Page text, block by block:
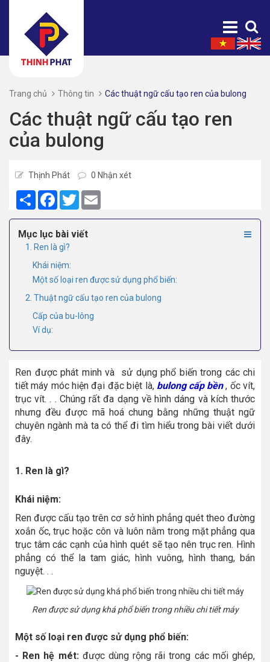
Trang chủ Thông tin Các thuật ngữ cấu tạo ren của bulong
Các thuật ngữ cấu tạo ren
của bulong
Thịnh Phát 0 Nhận xét
Share Facebook
Twitter
Mục lục bài viết
1. Ren là gì?
Khái niệm:
Một số loại ren được sử dụng phổ biến:
2. Thuật ngữ cấu tạo ren của bulong
Cấp của bu-lông
Ví dụ:
Ren được phát minh và sử dụng phổ biến trong các chi
tiết máy móc hiện đại đặc biệt là, bulong cấp bền , ốc vít,
trục vít. . . Chúng rất đa dạng về hình dáng và kích thước
nhưng đều được mã hoá chung bằng những thuật ngữ
chuyên ngành mà ta có thể đi tìm hiểu trong bài viết dưới
đây.
1. Ren là gì?
Khái niệm:
Ren được cấu tạo trên cơ sở hình phẳng quét theo đường
xoắn ốc, trục hoặc côn và luôn nằm trong mặt phẳng qua
trục tâm các cạnh của hình quét sẽ tạo nên trục ren. Hình
phẳng có thể la tam giác, hình vuông, hình thang, bán
nguyệt. . .
Ren được sử dụng khá phổ biến trong nhiều chi tiết máy
Một số loại ren được sử dụng phổ biến:
- Ren hệ mét: được dùng rộng rãi trong các mối ghép,